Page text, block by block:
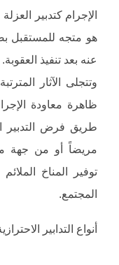
الإجرام كتدبير
هو متجه للمستقبل
عنه بعد تنفيذ العقوبة.
وتتجلى الآثار
ظاهرة معاودة
طريق فرض التدبير
مريضاً أو من جهة
توفير المناخ
المجتمع.
أنواع التدابير